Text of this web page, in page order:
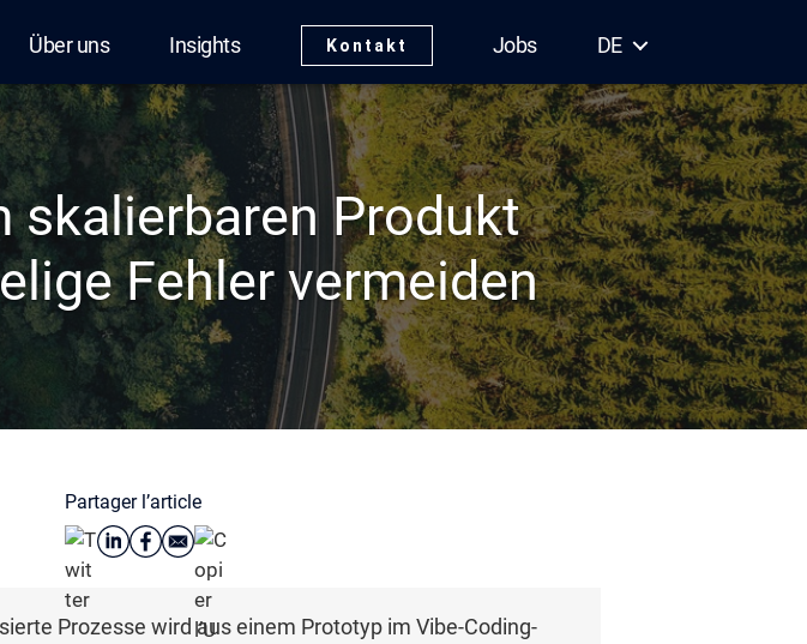
Über uns Insights Kontakt Jobs DE
skalierbaren Produkt
Fehler vermeiden
Partager l’article
Prozesse wird aus einem Prototyp im Vibe-Coding-